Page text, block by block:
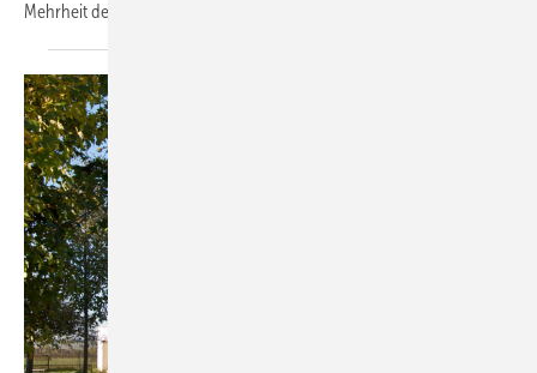
Mehrheit der Befragten.